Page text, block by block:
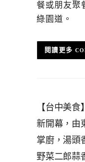
餐或朋友聚
綠園道。
【台中美
新開幕，由
掌廚，湯頭
野菜二郎蒜